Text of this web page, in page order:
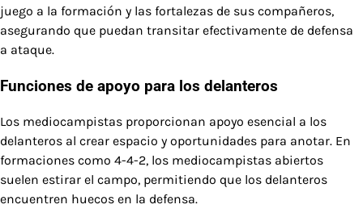
juego a la formación y las fortalezas de sus compañeros,
asegurando que puedan transitar efectivamente de defensa
a ataque.
Funciones de apoyo para los delanteros
Los mediocampistas proporcionan apoyo esencial a los
delanteros al crear espacio y oportunidades para anotar. En
formaciones como 4-4-2, los mediocampistas abiertos
suelen estirar el campo, permitiendo que los delanteros
encuentren huecos en la defensa.